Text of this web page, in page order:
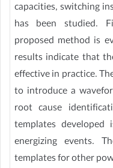
capacities, switching
has been studied.
proposed method is
results indicate that
effective in practice.
to introduce a
root cause
templates
energizing events.
templates for other